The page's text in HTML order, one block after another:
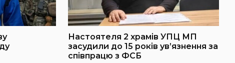
Настоятеля 2 храмів УПЦ МП
засудили до 15 років ув’язнення за
співпрацю з ФСБ